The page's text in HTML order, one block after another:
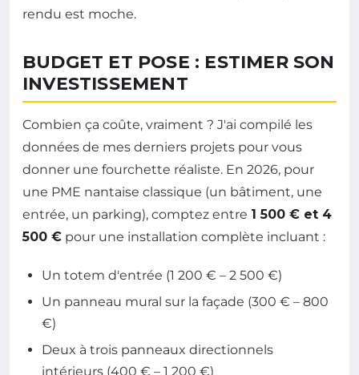
rendu est moche.
BUDGET ET POSE : ESTIMER SON
INVESTISSEMENT
Combien ça coûte, vraiment ? J'ai compilé les
données de mes derniers projets pour vous
donner une fourchette réaliste. En 2026, pour
une PME nantaise classique (un bâtiment, une
entrée, un parking), comptez entre 1 500 € et 4
500 € pour une installation complète incluant :
Un totem d'entrée (1 200 € – 2 500 €)
Un panneau mural sur la façade (300 € – 800
€)
Deux à trois panneaux directionnels
intérieurs (400 € – 1 200 €)